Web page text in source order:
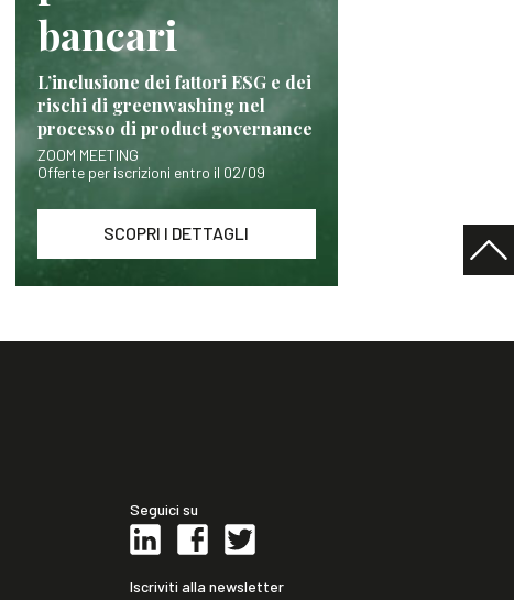
bancari
L’inclusione dei fattori ESG e dei
rischi di greenwashing nel
processo di product governance
ZOOM MEETING
Offerte per iscrizioni entro il 02/09
SCOPRI I DETTAGLI
Seguici su
Iscriviti alla newsletter